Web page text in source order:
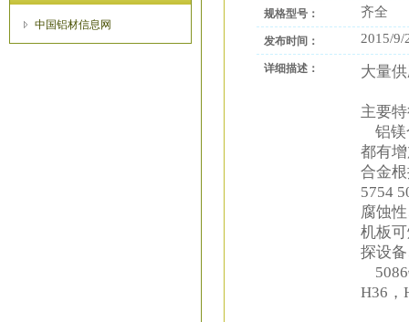
中国铝材信息网
规格型号： 齐全
发布时间： 2015/9/
详细描述： 大量
主要
铝镁
都有
合金
5754
腐蚀
机板
探设
5086
H36，